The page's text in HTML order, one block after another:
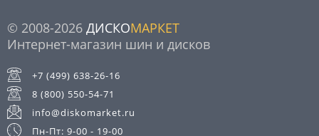
© 2008-2026 ДИСКОМАРКЕТ
Интернет-магазин шин и дисков
+7 (499) 638-26-16
8 (800) 550-54-71
info@diskomarket.ru
Пн-Пт: 9-00 - 19-00